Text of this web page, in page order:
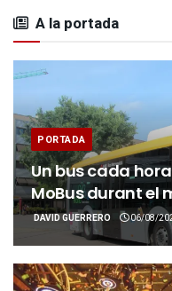
A la portada
PORTADA
Un bus cada
MoBus durant el
DAVID GUERRERO 06/08/